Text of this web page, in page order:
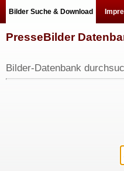
Bilder Suche & Download
PresseBilder
Bilder-Datenbank